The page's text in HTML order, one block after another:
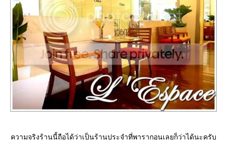
ความจริงร้านนี้ถือได้ว่าเป็นร้านประจำที่พารากอนเลยก็ว่าได้นะครับ